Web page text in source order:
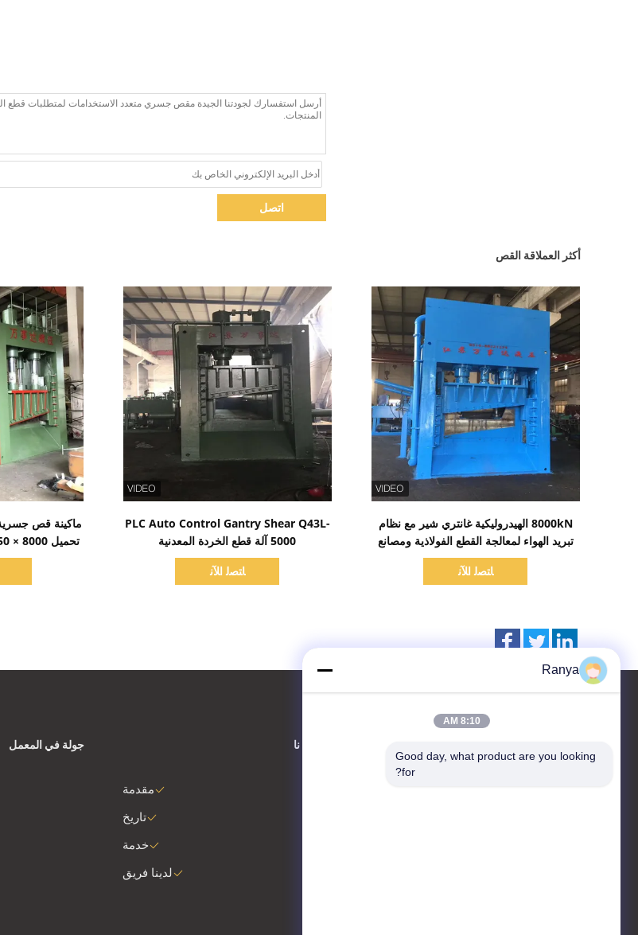
اتصل
أكثر العملاقة القص
PLC Auto Control Gantry Shear Q43L-
5000 آلة قطع الخردة المعدنية
ﺎﺘﺼﻟ ﺍﻶﻧ
8000kN الهيدروليكية غانتري شير مع نظام
تبريد الهواء لمعالجة القطع الفولاذية ومصانع
إعادة تدوير المعادن الثقيلة
ﺎﺘﺼﻟ ﺍﻶﻧ
جولة في المعمل حول نا
مقدمة
تاريخ
خدمة
لدينا فريق
Ranya
8:10 AM
Good day, what product are you looking
for?